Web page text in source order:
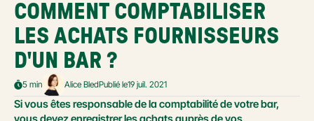
COMMENT COMPTABILISER
LES ACHATS FOURNISSEURS
D'UN BAR ?
5 min Alice BledPublié le19 juil. 2021
Si vous êtes responsable de la comptabilité de votre bar,